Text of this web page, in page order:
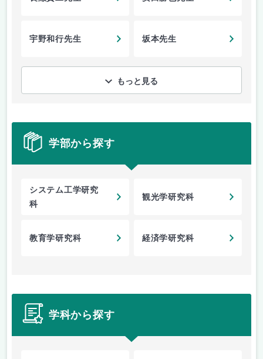
宇野和行先生 坂本先生
もっと見る
学部から探す
システム工学研究
科
観光学研究科
教育学研究科 経済学研究科
学科から探す